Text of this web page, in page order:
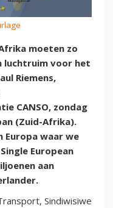
moeten zo
luchtruim voor het
Riemens,
CANSO, zondag
(Zuid-Afrika).
Europa waar we
European
aan
Sindiwisiwe